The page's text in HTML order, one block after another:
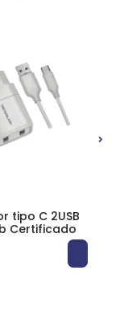
tipo C 2USB
Certificado